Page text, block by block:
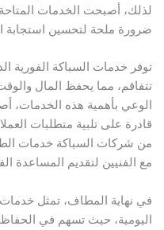
لذلك، أصبحت الخدمات
ضرورة ملحة لتحسين استجابة
توفر خدمات السباكة الفورية
تتفاقم، مما يحفظ المال
الوعي بأهمية هذه الخدمات،
قادرة على تلبية متطلبات
من شركات السباكة خدمات
مع الفنيين لتقديم المساعدة
في نهاية المطاف، تمثل
اليومية، حيث تسهم في